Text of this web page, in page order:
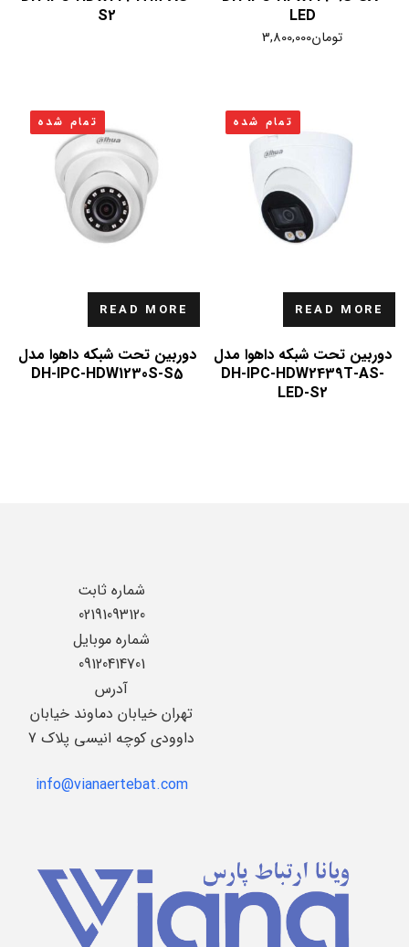
LED
تومان3,800,000
S2
تمام شده
READ MORE
دوربین تحت شبکه داهوا مدل
DH-IPC-HDW2439T-AS-
LED-S2
تمام شده
READ MORE
دوربین تحت شبکه داهوا مدل
DH-IPC-HDW1230S-S5
شماره ثابت
02191093120
شماره موبایل
09120414701
آدرس
تهران خیابان دماوند خیابان
داوودی کوچه انیسی پلاک 7
info@vianaertebat.com